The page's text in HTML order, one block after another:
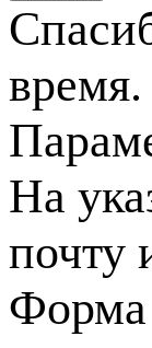
время.
На
почту
Форма